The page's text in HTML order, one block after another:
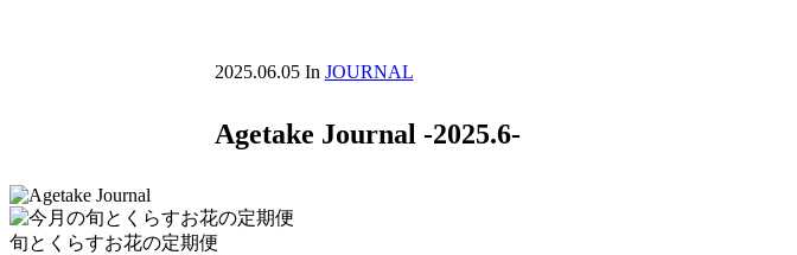
2025.06.05 In JOURNAL
Agetake Journal -2025.6-
旬とくらすお花の定期便